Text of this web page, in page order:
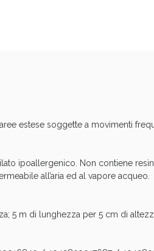
estese soggette a movimenti
ipoallergenico. Non contiene
all’aria ed al vapore acqueo.
5 m di lunghezza per 5 cm di